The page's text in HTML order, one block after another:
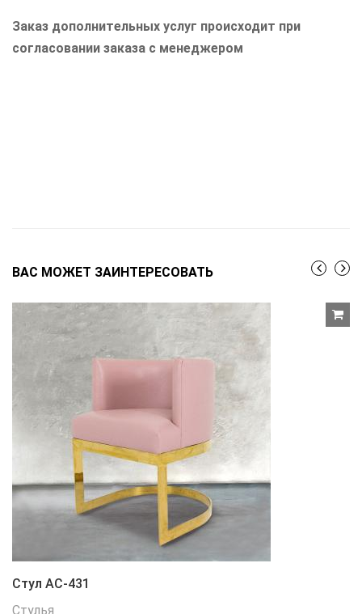
Заказ дополнительных услуг происходит при
согласовании заказа с менеджером
ВАС МОЖЕТ ЗАИНТЕРЕСОВАТЬ
Стул АС-431
Стулья